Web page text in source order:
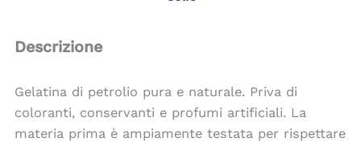
Descrizione
Gelatina di petrolio pura e naturale. Priva di
coloranti, conservanti e profumi artificiali. La
materia prima è ampiamente testata per rispettare